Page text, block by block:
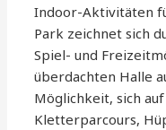
Indoor-Aktivitäten
Park zeichnet sich
Spiel- und
überdachten Halle
Möglichkeit, sich
Kletterparcours,